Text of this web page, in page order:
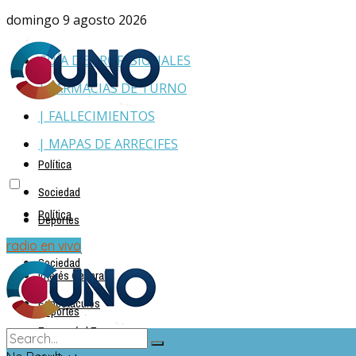
domingo 9 agosto 2026
GUÍA DE PROFESIONALES
| FARMACIAS DE TURNO
| FALLECIMIENTOS
| MAPAS DE ARRECIFES
Política
Sociedad
Deportes
Policiales
Interés General
Espectáculos
Economía | Empresas
Política
Sociedad
Deportes
radio en vivo